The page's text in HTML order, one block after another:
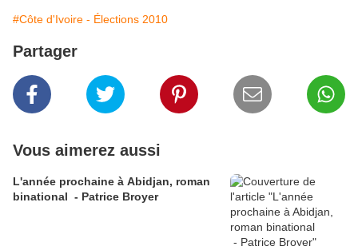
#Côte d'Ivoire - Élections 2010
Partager
Vous aimerez aussi
L'année prochaine à Abidjan, roman
binational - Patrice Broyer